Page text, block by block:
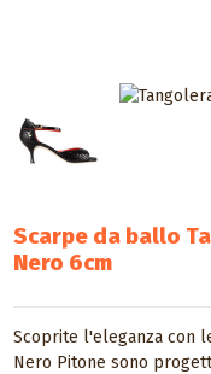
Scarpe da ballo
Nero 6cm
Scoprite l'eleganza con
Nero Pitone sono